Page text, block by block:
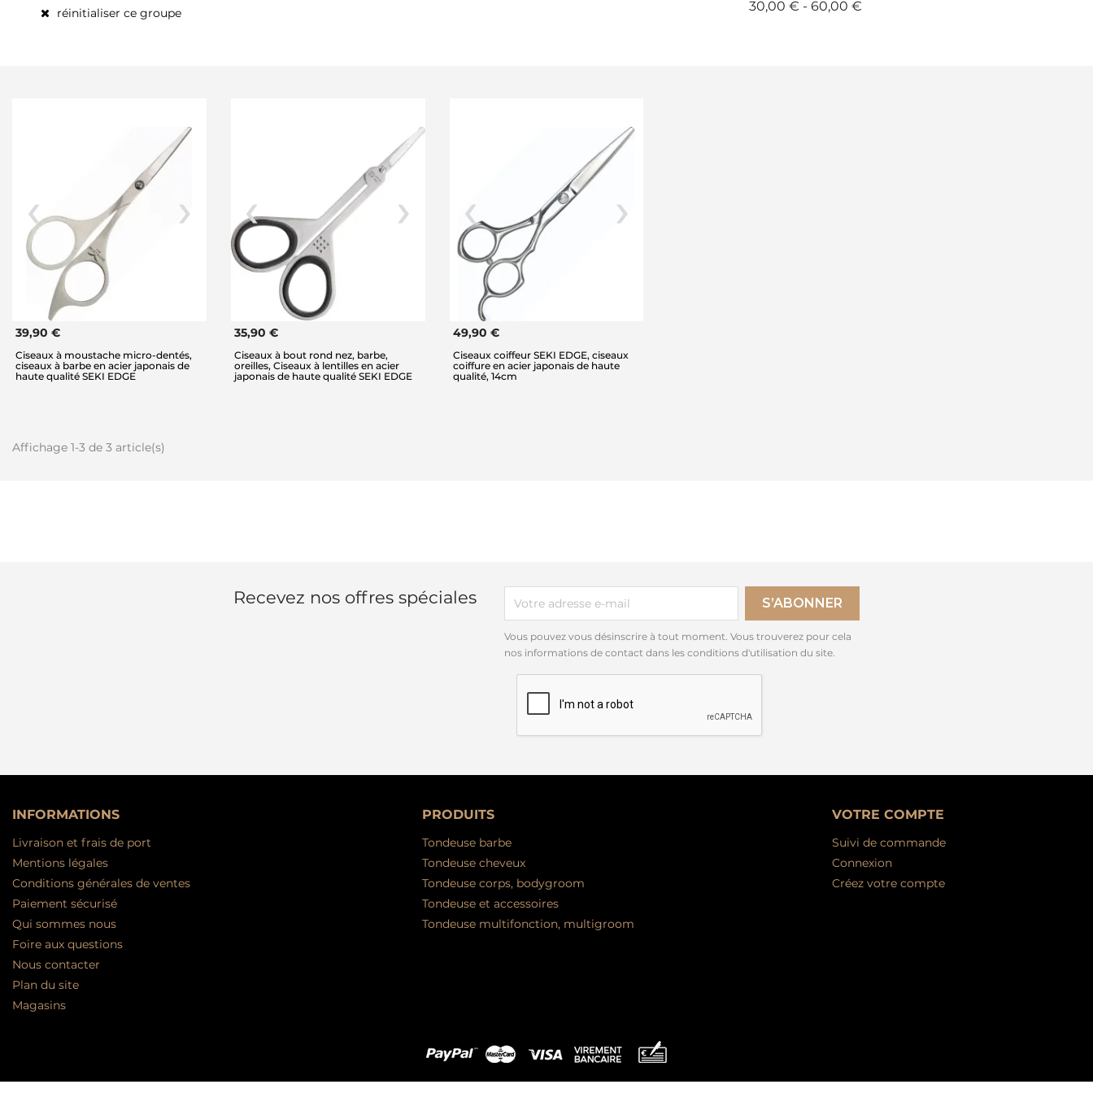
réinitialiser ce groupe
30,00 € - 60,00 €
39,90 €
Ciseaux à moustache micro-dentés,
ciseaux à barbe en acier japonais de
haute qualité SEKI EDGE
35,90 €
Ciseaux à bout rond nez, barbe,
oreilles, Ciseaux à lentilles en acier
japonais de haute qualité SEKI EDGE
49,90 €
Ciseaux coiffeur SEKI EDGE, ciseaux
coiffure en acier japonais de haute
qualité, 14cm
Affichage 1-3 de 3 article(s)
Recevez nos offres spéciales
Vous pouvez vous désinscrire à tout moment. Vous trouverez pour cela
nos informations de contact dans les conditions d'utilisation du site.
INFORMATIONS
Livraison et frais de port
Mentions légales
Conditions générales de ventes
Paiement sécurisé
Qui sommes nous
Foire aux questions
Nous contacter
Plan du site
Magasins
PRODUITS
Tondeuse barbe
Tondeuse cheveux
Tondeuse corps, bodygroom
Tondeuse et accessoires
Tondeuse multifonction, multigroom
VOTRE COMPTE
Suivi de commande
Connexion
Créez votre compte